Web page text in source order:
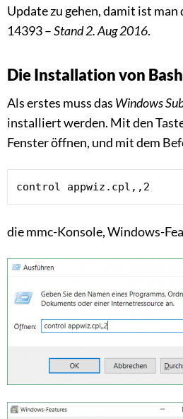
Update zu gehen, damit ist man
14393 –Stand 2. Aug 2016.
Die Installation von
Als erstes muss das Windows
installiert werden. Mit den
Fenster öffnen, und mit dem
control appwiz.cpl,,2
die mmc-Konsole, Windows-